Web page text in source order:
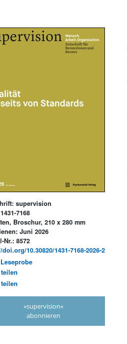
supervision
7168
Broschur, 210 x 280 mm
Juni 2026
Nr.: 8572
10.30820/1431-7168-2026-2
Leseprobe
teilen
teilen
»supervision«
abonnieren